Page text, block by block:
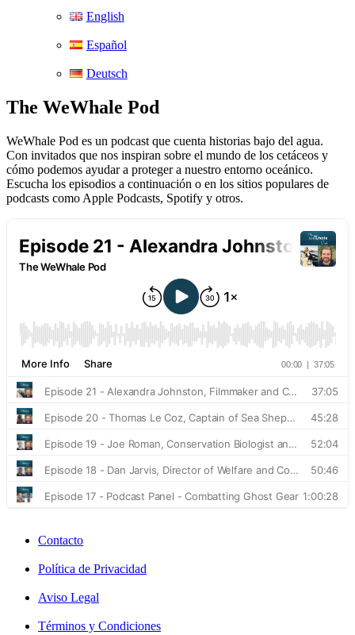
English
Español
Deutsch
The WeWhale Pod
WeWhale Pod es un podcast que cuenta historias bajo del agua.
Con invitados que nos inspiran sobre el mundo de los cetáceos y
cómo podemos ayudar a proteger a nuestro entorno oceánico.
Escucha los episodios a continuación o en los sitios populares de
podcasts como Apple Podcasts, Spotify y otros.
Contacto
Política de Privacidad
Aviso Legal
Términos y Condiciones